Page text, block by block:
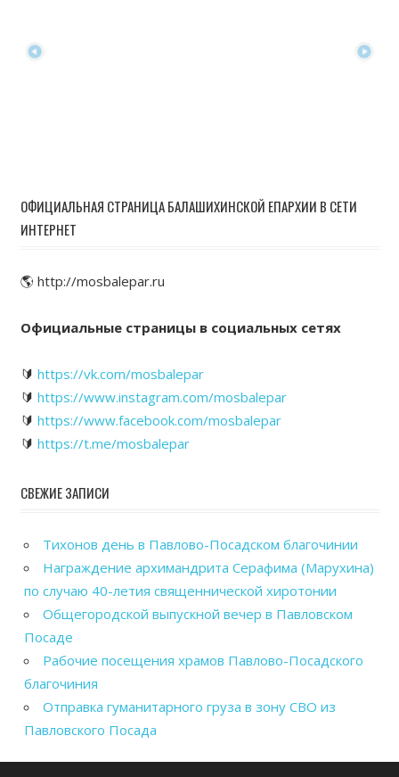
ОФИЦИАЛЬНАЯ СТРАНИЦА БАЛАШИХИНСКОЙ ЕПАРХИИ В СЕТИ
ИНТЕРНЕТ
🌎 http://mosbalepar.ru
Официальные страницы в социальных сетях
🔰 https://vk.com/mosbalepar
🔰 https://www.instagram.com/mosbalepar
🔰 https://www.facebook.com/mosbalepar
🔰 https://t.me/mosbalepar
СВЕЖИЕ ЗАПИСИ
Тихонов день в Павлово-Посадском благочинии
Награждение архимандрита Серафима (Марухина)
по случаю 40-летия священнической хиротонии
Общегородской выпускной вечер в Павловском
Посаде
Рабочие посещения храмов Павлово-Посадского
благочиния
Отправка гуманитарного груза в зону СВО из
Павловского Посада